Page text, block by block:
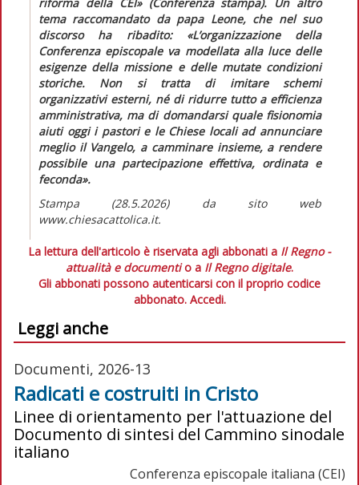
tema raccomandato da papa Leone, che nel suo
discorso ha ribadito:«L’organizzazione della
Conferenza episcopale va modellata alla luce delle
esigenze della missione e delle mutate condizioni
storiche. Non si tratta di imitare schemi
organizzativi esterni, né di ridurre tutto a efficienza
amministrativa, ma di domandarsi quale fisionomia
aiuti oggi i pastori e le Chiese locali ad annunciare
meglio il Vangelo, a camminare insieme, a rendere
possibile una partecipazione effettiva, ordinata e
feconda».
Stampa (28.5.2026) da sito web
www.chiesacattolica.it.
La lettura dell'articolo è riservata agli abbonati a Il Regno -
attualità e documentio a Il Regno digitale.
Gli abbonati possono autenticarsi con il proprio codice
abbonato. Accedi.
Leggi anche
Documenti, 2026-13
Radicati e costruiti in Cristo
Linee di orientamento per l'attuazione del
Documento di sintesi del Cammino sinodale
italiano
Conferenza episcopale italiana (CEI)